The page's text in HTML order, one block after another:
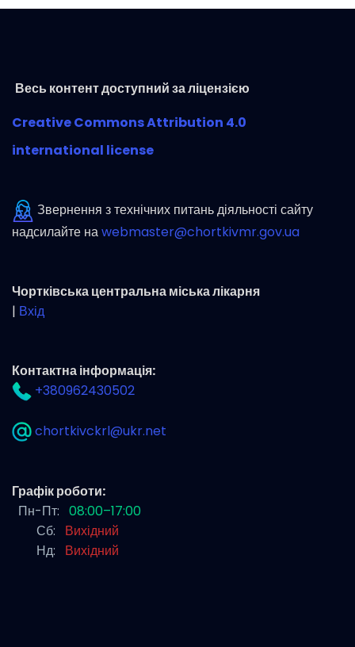
Весь контент доступний за ліцензією
Creative Commons Attribution 4.0
international license
Звернення з технічних питань діяльності сайту
надсилайте наwebmaster@chortkivmr.gov.ua
Чортківська центральна міська лікарня
| Вхід
Контактна інформація:
+380962430502
chortkivckrl@ukr.net
Графік роботи:
Пн-Пт: 08:00–17:00
Сб:
Вихідний
Нд:
Вихідний